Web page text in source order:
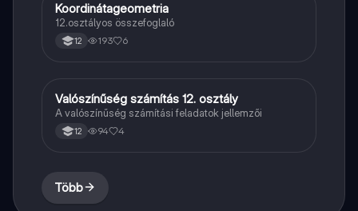
Matek
Koordinátageometria
12.osztályos összefoglaló
12 193 6
Matek
Valószínűség számítás 12. osztály
A valószínűség számítási feladatok jellemzői
12 94 4
Több